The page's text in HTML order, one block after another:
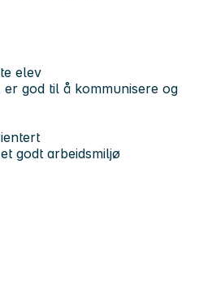
elev
god til å kommunisere og
godt arbeidsmiljø